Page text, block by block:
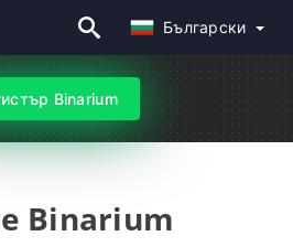
Български
Binarium
Binarium